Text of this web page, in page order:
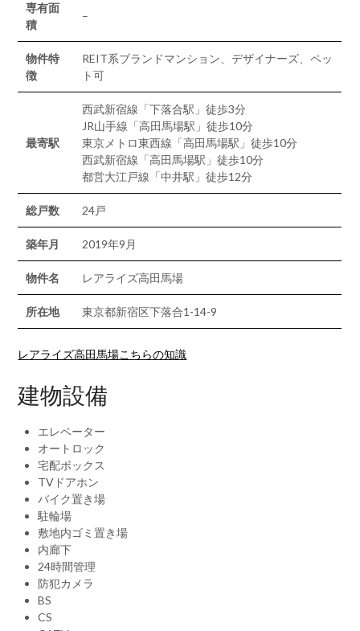
専有面
積
–
物件特
徴
REIT系ブランドマンション、デザイナーズ、ペッ
ト可
最寄駅
西武新宿線「下落合駅」徒歩3分
JR山手線「高田馬場駅」徒歩10分
東京メトロ東西線「高田馬場駅」徒歩10分
西武新宿線「高田馬場駅」徒歩10分
都営大江戸線「中井駅」徒歩12分
総戸数 24戸
築年月 2019年9月
物件名 レアライズ高田馬場
所在地 東京都新宿区下落合1-14-9
レアライズ高田馬場こちらの知識
建物設備
エレベーター
オートロック
宅配ボックス
TVドアホン
バイク置き場
駐輪場
敷地内ゴミ置き場
内廊下
24時間管理
防犯カメラ
BS
CS